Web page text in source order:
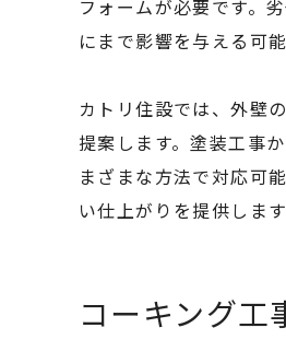
フォームが必要です。
にまで影響を与える可
カトリ住設では、外壁
提案します。塗装工事
まざまな方法で対応可
い仕上がりを提供します
コーキング工